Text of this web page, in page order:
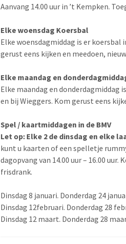
Aanvang 14.00 uur in ’t Kempken.
Elke woensdag Koersbal
Elke woensdagmiddag is er koersbal
gerust eens kijken en meedoen,
Elke maandag en
Elke maandag en
en bij Wieggers. Kom gerust eens
Spel / kaartmiddagen in de BMV
Let op: Elke 2 de dinsdag en elke
kunt u kaarten of een spelletje
dagopvang van 14.00 uur – 16.00
frisdrank.
Dinsdag 8 januari. Donderdag 24
Dinsdag 12februari. Donderdag 28
Dinsdag 12 maart. Donderdag 28